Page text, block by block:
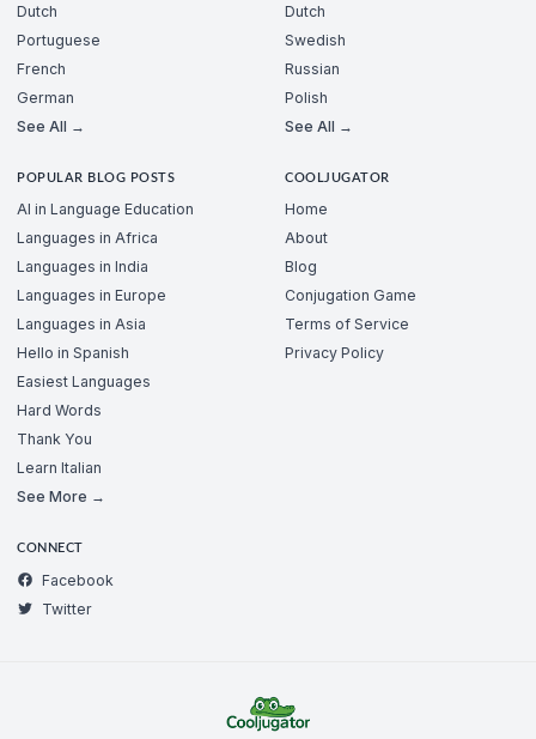
Dutch
Portuguese
French
German
See All →
Dutch
Swedish
Russian
Polish
See All →
POPULAR BLOG POSTS
AI in Language Education
Languages in Africa
Languages in India
Languages in Europe
Languages in Asia
Hello in Spanish
Easiest Languages
Hard Words
Thank You
Learn Italian
See More →
COOLJUGATOR
Home
About
Blog
Conjugation Game
Terms of Service
Privacy Policy
CONNECT
Facebook
Twitter